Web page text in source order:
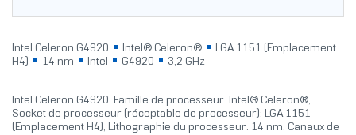
Intel Celeron G4920 Intel® Celeron®
LGA 1151 (Emplacement
H4)
14 nm Intel G4920 3,2 GHz
Intel Celeron G4920. Famille de processeur: Intel® Celeron®,
Socket de processeur (réceptable de processeur): LGA 1151
(Emplacement H4), Lithographie du processeur: 14 nm. Canaux de